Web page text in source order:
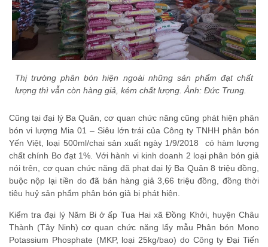
Thị trường phân bón hiện ngoài những sản phẩm đạt chất
lượng thì vẫn còn hàng giả, kém chất lượng. Ảnh: Đức Trung.
Cũng tại đại lý Ba Quân, cơ quan chức năng cũng phát hiện phân
bón vi lượng Mia 01 – Siêu lớn trái của Công ty TNHH phân bón
Yến Việt, loại 500ml/chai sản xuất ngày 1/9/2018 có hàm lượng
chất chính Bo đạt 1%. Với hành vi kinh doanh 2 loại phân bón giả
nói trên, cơ quan chức năng đã phạt đại lý Ba Quân 8 triệu đồng,
buộc nộp lại tiền do đã bán hàng giả 3,66 triệu đồng, đồng thời
tiêu huỷ sản phẩm phân bón giả bị phát hiện.
Kiểm tra đại lý Năm Bi ở ấp Tua Hai xã Đồng Khởi, huyện Châu
Thành (Tây Ninh) cơ quan chức năng lấy mẫu Phân bón Mono
Potassium Phosphate (MKP, loại 25kg/bao) do Công ty Đại Tiến